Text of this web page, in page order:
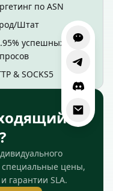
по ASN
Штат
успешных
& SOCKS5
цены,
гарантии SLA.